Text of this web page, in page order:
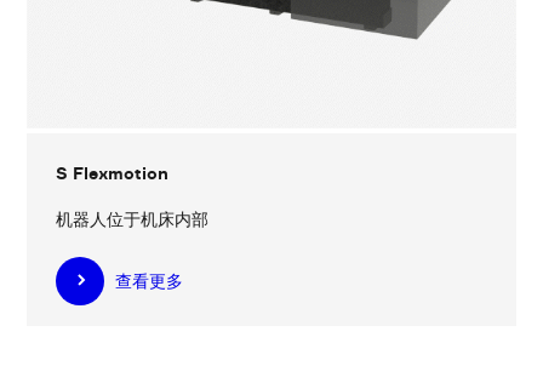
S Flexmotion
机器人位于机床内部
查看更多